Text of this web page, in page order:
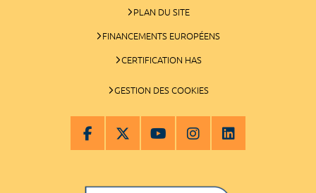
PLAN DU SITE
FINANCEMENTS EUROPÉENS
CERTIFICATION HAS
GESTION DES COOKIES